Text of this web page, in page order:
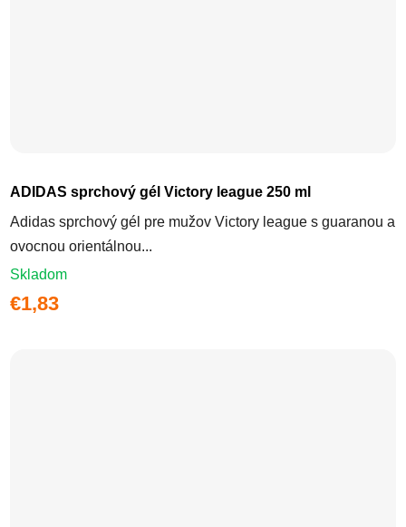
ADIDAS sprchový gél Victory league 250 ml
Adidas sprchový gél pre mužov Victory league s guaranou a
ovocnou orientálnou...
Skladom
€1,83